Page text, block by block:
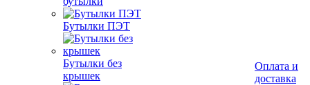
Бутылки ПЭТ
Бутылки без
крышек
Оплата и
доставка